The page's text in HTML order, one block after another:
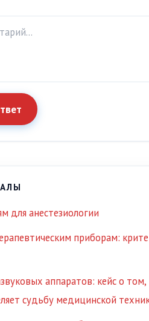
для анестезиологии
приборам:
аппаратов: кейс о
судьбу медицинской